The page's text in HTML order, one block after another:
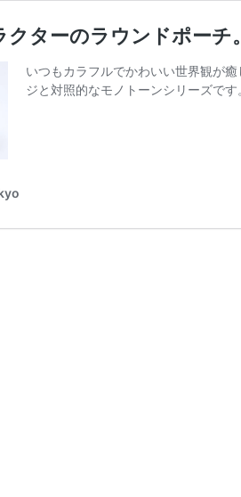
クターのラウンドポー
いつもカラフルでかわいい世界観が
ジと対照的なモノトーンシリーズで